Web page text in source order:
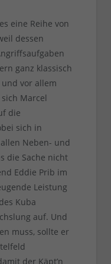
eine Reihe von
dessen
ganz klassisch
vor allem
Marcel
die
sich in
Neben- und
die Sache nicht
Eddie Prib im
Leistung
Kuba
auf. Und
muss, sollte er
der Käpt’n